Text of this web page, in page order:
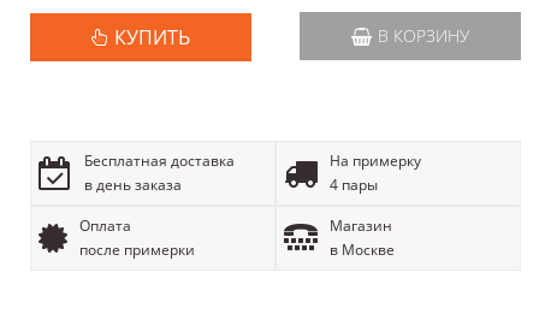
КУПИТЬ В КОРЗИНУ
Бесплатная доставка
в день заказа
На примерку
4 пары
Оплата
после примерки
Магазин
в Москве